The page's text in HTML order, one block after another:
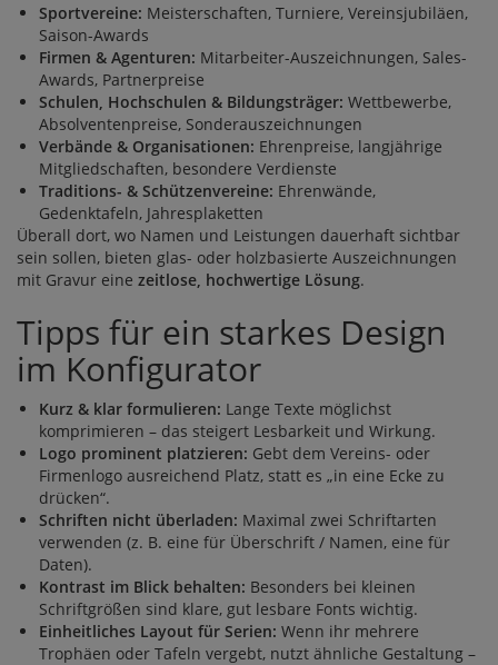
Sportvereine: Meisterschaften, Turniere, Vereinsjubiläen,
Saison-Awards
Firmen & Agenturen: Mitarbeiter-Auszeichnungen, Sales-
Awards, Partnerpreise
Schulen, Hochschulen & Bildungsträger: Wettbewerbe,
Absolventenpreise, Sonderauszeichnungen
Verbände & Organisationen: Ehrenpreise, langjährige
Mitgliedschaften, besondere Verdienste
Traditions- & Schützenvereine: Ehrenwände,
Gedenktafeln, Jahresplaketten
Überall dort, wo Namen und Leistungen dauerhaft sichtbar
sein sollen, bieten glas- oder holzbasierte Auszeichnungen
mit Gravur eine zeitlose, hochwertige Lösung.
Tipps für ein starkes Design
im Konfigurator
Kurz & klar formulieren: Lange Texte möglichst
komprimieren – das steigert Lesbarkeit und Wirkung.
Logo prominent platzieren: Gebt dem Vereins- oder
Firmenlogo ausreichend Platz, statt es „in eine Ecke zu
drücken“.
Schriften nicht überladen: Maximal zwei Schriftarten
verwenden (z. B. eine für Überschrift / Namen, eine für
Daten).
Kontrast im Blick behalten: Besonders bei kleinen
Schriftgrößen sind klare, gut lesbare Fonts wichtig.
Einheitliches Layout für Serien: Wenn ihr mehrere
Trophäen oder Tafeln vergebt, nutzt ähnliche Gestaltung –